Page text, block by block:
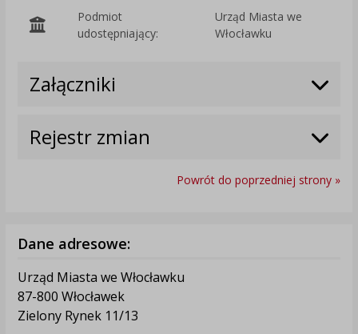
Podmiot
udostępniający:
Urząd Miasta we
Włocławku
Załączniki
Rejestr zmian
Powrót do poprzedniej strony »
Dane adresowe:
Urząd Miasta we Włocławku
87-800 Włocławek
Zielony Rynek 11/13